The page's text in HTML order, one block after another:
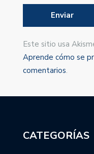
Este sitio usa
Aprende cómo se
comentarios.
CATEGORÍAS